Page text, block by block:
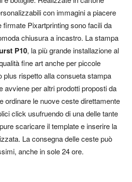
con immagini a piacere
Pixartprinting sono facili da
chiusura a incastro. La stampa
P10, la più grande installazione al
fine art anche per piccole
plus rispetto alla consueta stampa
avviene per altri prodotti proposti da
ordinare le nuove ceste direttamente
click usufruendo di una delle tante
scaricare il template e inserire la
La consegna delle ceste può
anche in sole 24 ore.